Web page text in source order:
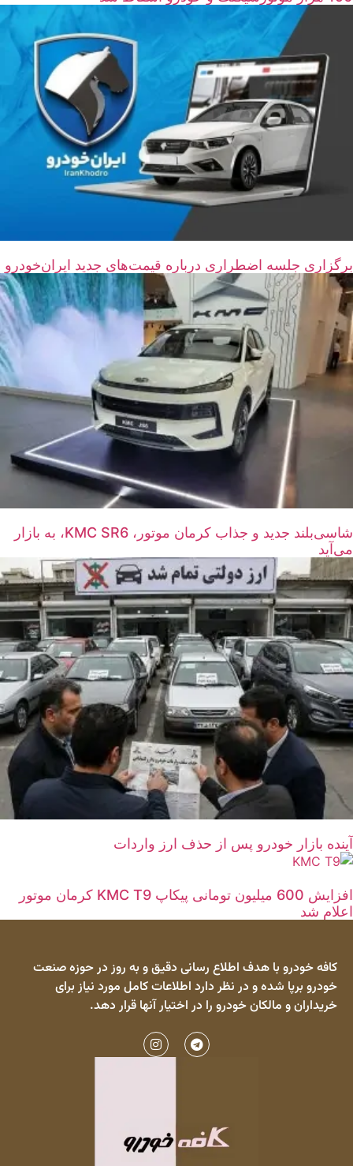
برگزاری جلسه اضطراری درباره قیمت‌های جدید ایران‌خودرو
شاسی‌بلند جدید و جذاب کرمان موتور، KMC SR6، به بازار
می‌آید
آینده بازار خودرو پس از حذف ارز واردات
افزایش 600 میلیون تومانی پیکاپ KMC T9 کرمان موتور
اعلام شد
کافه خودرو با هدف اطلاع رسانی دقیق و به روز در حوزه صنعت
خودرو برپا شده و در نظر دارد اطلاعات کامل مورد نیاز برای
خریداران و مالکان خودرو را در اختیار آنها قرار دهد.